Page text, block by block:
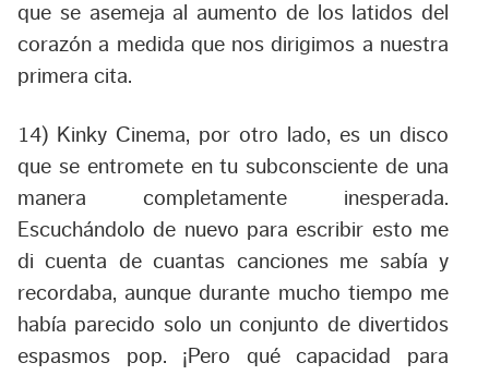
que se asemeja al aumento de los latidos del
corazón a medida que nos dirigimos a nuestra
primera cita.
14) Kinky Cinema, por otro lado, es un disco
que se entromete en tu subconsciente de una
manera completamente inesperada.
Escuchándolo de nuevo para escribir esto me
di cuenta de cuantas canciones me sabía y
recordaba, aunque durante mucho tiempo me
había parecido solo un conjunto de divertidos
espasmos pop. ¡Pero qué capacidad para